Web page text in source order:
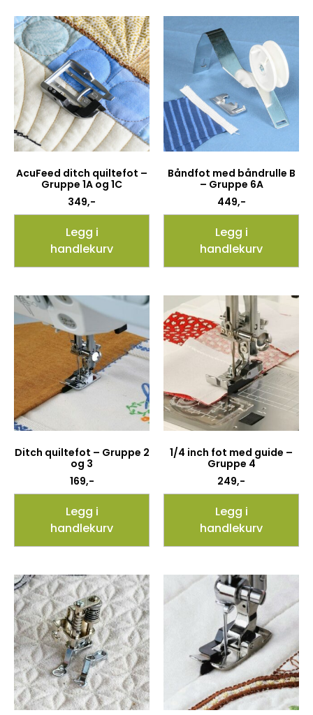
AcuFeed ditch quiltefot –
Gruppe 1A og 1C
349,-
Legg i
handlekurv
Båndfot med båndrulle B
– Gruppe 6A
449,-
Legg i
handlekurv
Ditch quiltefot – Gruppe 2
og 3
169,-
Legg i
handlekurv
1/4 inch fot med guide –
Gruppe 4
249,-
Legg i
handlekurv